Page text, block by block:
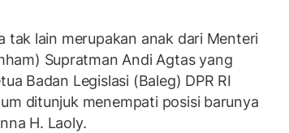
tak lain merupakan anak dari Menteri
Supratman Andi Agtas yang
Badan Legislasi (Baleg) DPR RI
ditunjuk menempati posisi barunya
H. Laoly.